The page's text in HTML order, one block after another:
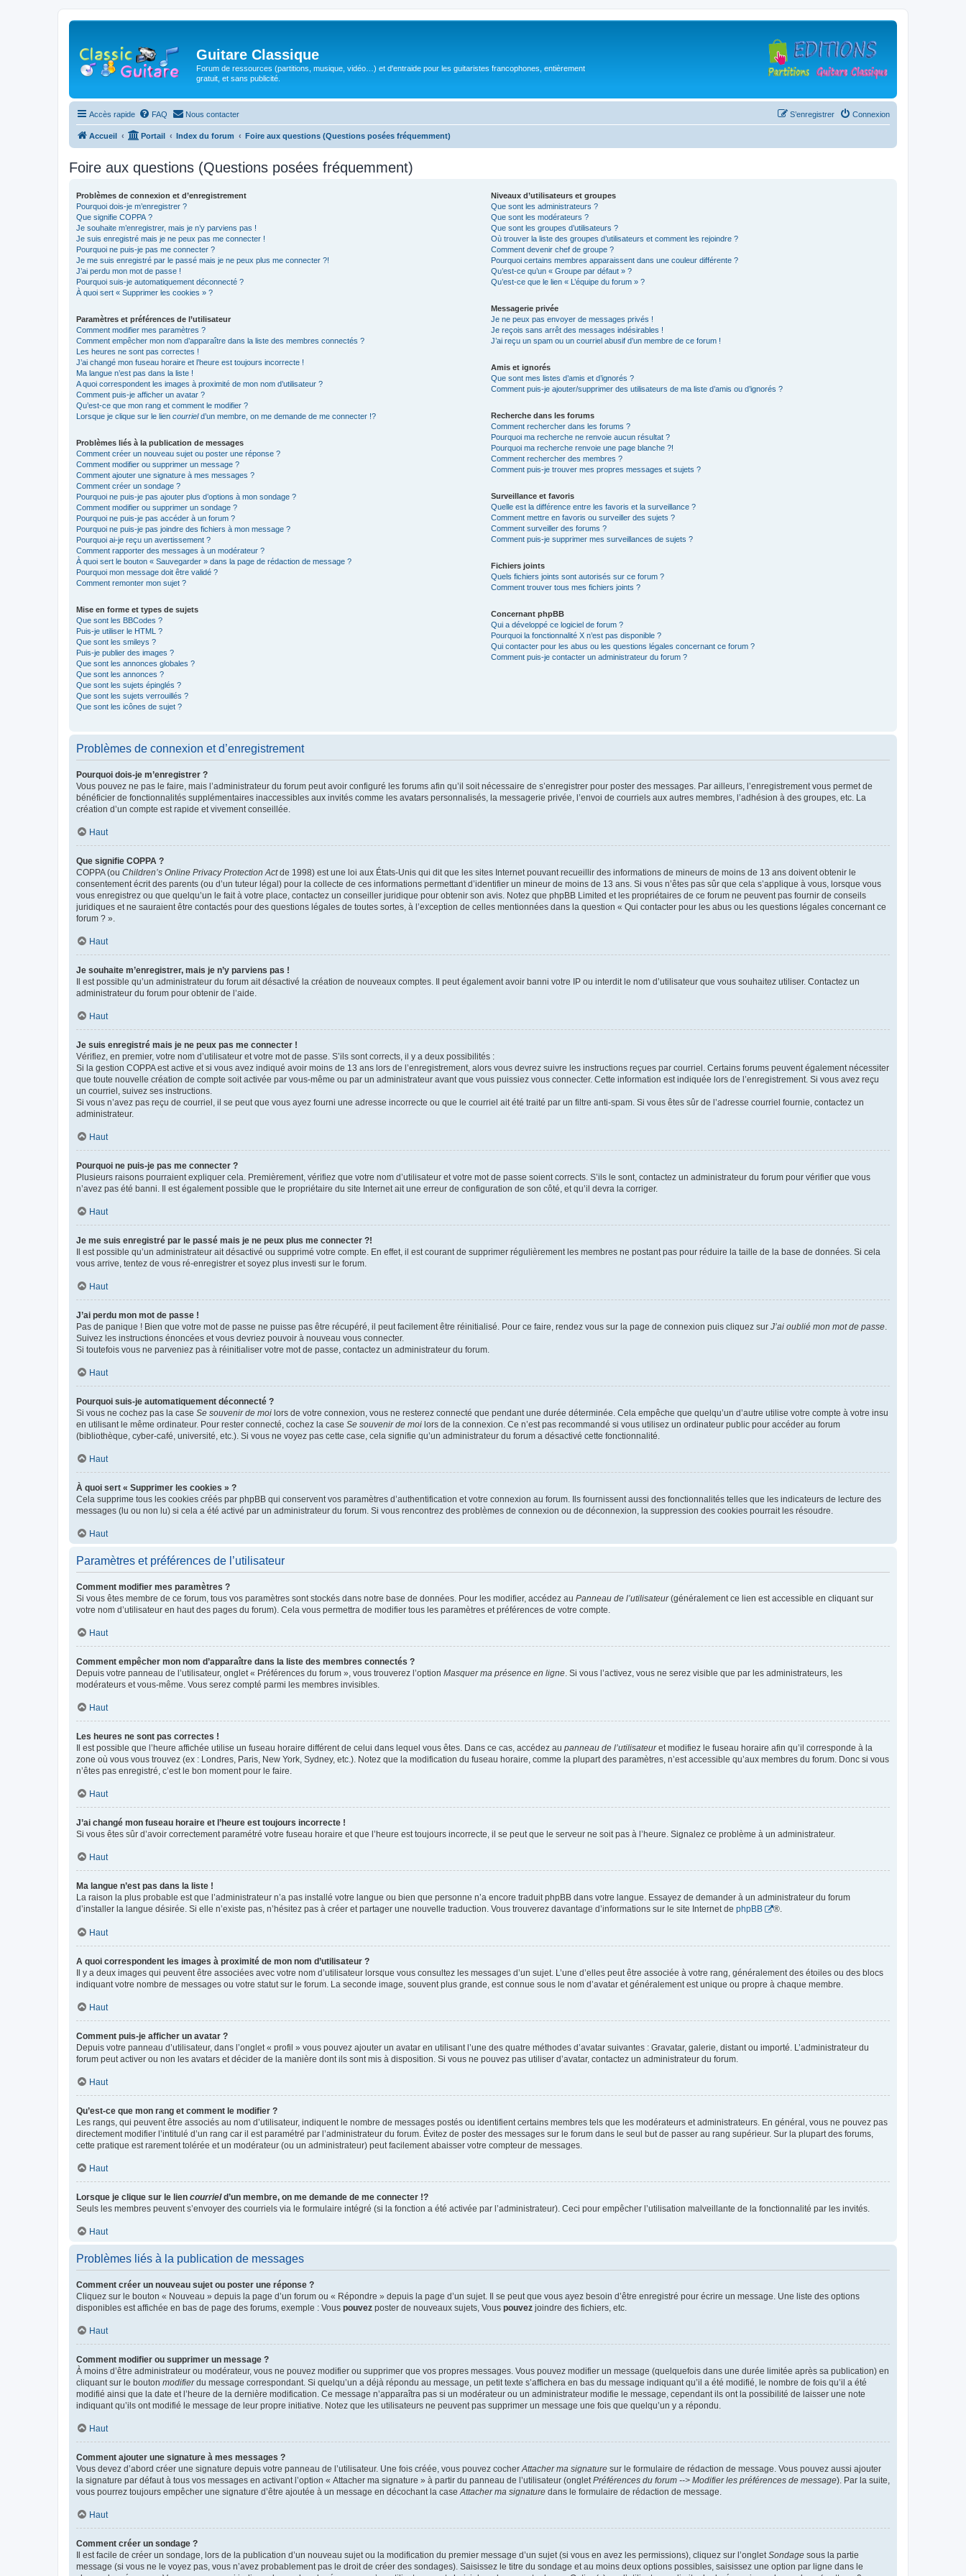
Guitare Classique
Forum de ressources (partitions, musique, vidéo…) et d'entraide pour les guitaristes francophones, entièrement
gratuit, et sans publicité.
Accès rapide FAQ Nous contacter Connexion
S’enregistrer
Accueil Portail Index du forum Foire aux questions (Questions posées fréquemment)
Foire aux questions (Questions posées fréquemment)
Problèmes de connexion et d’enregistrement
Pourquoi dois-je m’enregistrer ?
Que signifie COPPA ?
Je souhaite m’enregistrer, mais je n’y parviens pas !
Je suis enregistré mais je ne peux pas me connecter !
Pourquoi ne puis-je pas me connecter ?
Je me suis enregistré par le passé mais je ne peux plus me connecter ?!
J’ai perdu mon mot de passe !
Pourquoi suis-je automatiquement déconnecté ?
À quoi sert « Supprimer les cookies » ?
Paramètres et préférences de l’utilisateur
Comment modifier mes paramètres ?
Comment empêcher mon nom d’apparaître dans la liste des membres connectés ?
Les heures ne sont pas correctes !
J’ai changé mon fuseau horaire et l’heure est toujours incorrecte !
Ma langue n’est pas dans la liste !
A quoi correspondent les images à proximité de mon nom d’utilisateur ?
Comment puis-je afficher un avatar ?
Qu’est-ce que mon rang et comment le modifier ?
Lorsque je clique sur le lien courrield’un membre, on me demande de me connecter !?
Problèmes liés à la publication de messages
Comment créer un nouveau sujet ou poster une réponse ?
Comment modifier ou supprimer un message ?
Comment ajouter une signature à mes messages ?
Comment créer un sondage ?
Pourquoi ne puis-je pas ajouter plus d’options à mon sondage ?
Comment modifier ou supprimer un sondage ?
Pourquoi ne puis-je pas accéder à un forum ?
Pourquoi ne puis-je pas joindre des fichiers à mon message ?
Pourquoi ai-je reçu un avertissement ?
Comment rapporter des messages à un modérateur ?
À quoi sert le bouton « Sauvegarder » dans la page de rédaction de message ?
Pourquoi mon message doit être validé ?
Comment remonter mon sujet ?
Mise en forme et types de sujets
Que sont les BBCodes ?
Puis-je utiliser le HTML ?
Que sont les smileys ?
Puis-je publier des images ?
Que sont les annonces globales ?
Que sont les annonces ?
Que sont les sujets épinglés ?
Que sont les sujets verrouillés ?
Que sont les icônes de sujet ?
Niveaux d’utilisateurs et groupes
Que sont les administrateurs ?
Que sont les modérateurs ?
Que sont les groupes d’utilisateurs ?
Où trouver la liste des groupes d’utilisateurs et comment les rejoindre ?
Comment devenir chef de groupe ?
Pourquoi certains membres apparaissent dans une couleur différente ?
Qu’est-ce qu’un « Groupe par défaut » ?
Qu’est-ce que le lien « L’équipe du forum » ?
Messagerie privée
Je ne peux pas envoyer de messages privés !
Je reçois sans arrêt des messages indésirables !
J’ai reçu un spam ou un courriel abusif d’un membre de ce forum !
Amis et ignorés
Que sont mes listes d’amis et d’ignorés ?
Comment puis-je ajouter/supprimer des utilisateurs de ma liste d’amis ou d’ignorés ?
Recherche dans les forums
Comment rechercher dans les forums ?
Pourquoi ma recherche ne renvoie aucun résultat ?
Pourquoi ma recherche renvoie une page blanche ?!
Comment rechercher des membres ?
Comment puis-je trouver mes propres messages et sujets ?
Surveillance et favoris
Quelle est la différence entre les favoris et la surveillance ?
Comment mettre en favoris ou surveiller des sujets ?
Comment surveiller des forums ?
Comment puis-je supprimer mes surveillances de sujets ?
Fichiers joints
Quels fichiers joints sont autorisés sur ce forum ?
Comment trouver tous mes fichiers joints ?
Concernant phpBB
Qui a développé ce logiciel de forum ?
Pourquoi la fonctionnalité X n’est pas disponible ?
Qui contacter pour les abus ou les questions légales concernant ce forum ?
Comment puis-je contacter un administrateur du forum ?
Problèmes de connexion et d’enregistrement
Pourquoi dois-je m’enregistrer ?
Vous pouvez ne pas le faire, mais l’administrateur du forum peut avoir configuré les forums afin qu’il soit nécessaire de s’enregistrer pour poster des messages. Par ailleurs, l’enregistrement vous permet de
bénéficier de fonctionnalités supplémentaires inaccessibles aux invités comme les avatars personnalisés, la messagerie privée, l’envoi de courriels aux autres membres, l’adhésion à des groupes, etc. La
création d’un compte est rapide et vivement conseillée.
Haut
Que signifie COPPA ?
COPPA (ou Children’s Online Privacy Protection Actde 1998) est une loi aux États-Unis qui dit que les sites Internet pouvant recueillir des informations de mineurs de moins de 13 ans doivent obtenir le
consentement écrit des parents (ou d’un tuteur légal) pour la collecte de ces informations permettant d’identifier un mineur de moins de 13 ans. Si vous n’êtes pas sûr que cela s’applique à vous, lorsque vous
vous enregistrez ou que quelqu’un le fait à votre place, contactez un conseiller juridique pour obtenir son avis. Notez que phpBB Limited et les propriétaires de ce forum ne peuvent pas fournir de conseils
juridiques et ne sauraient être contactés pour des questions légales de toutes sortes, à l’exception de celles mentionnées dans la question « Qui contacter pour les abus ou les questions légales concernant ce
forum ? ».
Haut
Je souhaite m’enregistrer, mais je n’y parviens pas !
Il est possible qu’un administrateur du forum ait désactivé la création de nouveaux comptes. Il peut également avoir banni votre IP ou interdit le nom d’utilisateur que vous souhaitez utiliser. Contactez un
administrateur du forum pour obtenir de l’aide.
Haut
Je suis enregistré mais je ne peux pas me connecter !
Vérifiez, en premier, votre nom d’utilisateur et votre mot de passe. S’ils sont corrects, il y a deux possibilités :
Si la gestion COPPA est active et si vous avez indiqué avoir moins de 13 ans lors de l’enregistrement, alors vous devrez suivre les instructions reçues par courriel. Certains forums peuvent également nécessiter
que toute nouvelle création de compte soit activée par vous-même ou par un administrateur avant que vous puissiez vous connecter. Cette information est indiquée lors de l’enregistrement. Si vous avez reçu
un courriel, suivez ses instructions.
Si vous n’avez pas reçu de courriel, il se peut que vous ayez fourni une adresse incorrecte ou que le courriel ait été traité par un filtre anti-spam. Si vous êtes sûr de l’adresse courriel fournie, contactez un
administrateur.
Haut
Pourquoi ne puis-je pas me connecter ?
Plusieurs raisons pourraient expliquer cela. Premièrement, vérifiez que votre nom d’utilisateur et votre mot de passe soient corrects. S’ils le sont, contactez un administrateur du forum pour vérifier que vous
n’avez pas été banni. Il est également possible que le propriétaire du site Internet ait une erreur de configuration de son côté, et qu’il devra la corriger.
Haut
Je me suis enregistré par le passé mais je ne peux plus me connecter ?!
Il est possible qu’un administrateur ait désactivé ou supprimé votre compte. En effet, il est courant de supprimer régulièrement les membres ne postant pas pour réduire la taille de la base de données. Si cela
vous arrive, tentez de vous ré-enregistrer et soyez plus investi sur le forum.
Haut
J’ai perdu mon mot de passe !
Pas de panique ! Bien que votre mot de passe ne puisse pas être récupéré, il peut facilement être réinitialisé. Pour ce faire, rendez vous sur la page de connexion puis cliquez sur J’ai oublié mon mot de passe.
Suivez les instructions énoncées et vous devriez pouvoir à nouveau vous connecter.
Si toutefois vous ne parveniez pas à réinitialiser votre mot de passe, contactez un administrateur du forum.
Haut
Pourquoi suis-je automatiquement déconnecté ?
Si vous ne cochez pas la case Se souvenir de moi lors de votre connexion, vous ne resterez connecté que pendant une durée déterminée. Cela empêche que quelqu’un d’autre utilise votre compte à votre insu
en utilisant le même ordinateur. Pour rester connecté, cochez la case Se souvenir de moi lors de la connexion. Ce n’est pas recommandé si vous utilisez un ordinateur public pour accéder au forum
(bibliothèque, cyber-café, université, etc.). Si vous ne voyez pas cette case, cela signifie qu’un administrateur du forum a désactivé cette fonctionnalité.
Haut
À quoi sert « Supprimer les cookies » ?
Cela supprime tous les cookies créés par phpBB qui conservent vos paramètres d’authentification et votre connexion au forum. Ils fournissent aussi des fonctionnalités telles que les indicateurs de lecture des
messages (lu ou non lu) si cela a été activé par un administrateur du forum. Si vous rencontrez des problèmes de connexion ou de déconnexion, la suppression des cookies pourrait les résoudre.
Haut
Paramètres et préférences de l’utilisateur
Comment modifier mes paramètres ?
Si vous êtes membre de ce forum, tous vos paramètres sont stockés dans notre base de données. Pour les modifier, accédez au Panneau de l’utilisateur(généralement ce lien est accessible en cliquant sur
votre nom d’utilisateur en haut des pages du forum). Cela vous permettra de modifier tous les paramètres et préférences de votre compte.
Haut
Comment empêcher mon nom d’apparaître dans la liste des membres connectés ?
Depuis votre panneau de l’utilisateur, onglet « Préférences du forum », vous trouverez l’option Masquer ma présence en ligne. Si vous l’activez, vous ne serez visible que par les administrateurs, les
modérateurs et vous-même. Vous serez compté parmi les membres invisibles.
Haut
Les heures ne sont pas correctes !
Il est possible que l’heure affichée utilise un fuseau horaire différent de celui dans lequel vous êtes. Dans ce cas, accédez au panneau de l’utilisateuret modifiez le fuseau horaire afin qu’il corresponde à la
zone où vous vous trouvez (ex : Londres, Paris, New York, Sydney, etc.). Notez que la modification du fuseau horaire, comme la plupart des paramètres, n’est accessible qu’aux membres du forum. Donc si vous
n’êtes pas enregistré, c’est le bon moment pour le faire.
Haut
J’ai changé mon fuseau horaire et l’heure est toujours incorrecte !
Si vous êtes sûr d’avoir correctement paramétré votre fuseau horaire et que l’heure est toujours incorrecte, il se peut que le serveur ne soit pas à l’heure. Signalez ce problème à un administrateur.
Haut
Ma langue n’est pas dans la liste !
La raison la plus probable est que l’administrateur n’a pas installé votre langue ou bien que personne n’a encore traduit phpBB dans votre langue. Essayez de demander à un administrateur du forum
d’installer la langue désirée. Si elle n’existe pas, n’hésitez pas à créer et partager une nouvelle traduction. Vous trouverez davantage d’informations sur le site Internet de phpBB ®.
Haut
A quoi correspondent les images à proximité de mon nom d’utilisateur ?
Il y a deux images qui peuvent être associées avec votre nom d’utilisateur lorsque vous consultez les messages d’un sujet. L’une d’elles peut être associée à votre rang, généralement des étoiles ou des blocs
indiquant votre nombre de messages ou votre statut sur le forum. La seconde image, souvent plus grande, est connue sous le nom d’avatar et généralement est unique ou propre à chaque membre.
Haut
Comment puis-je afficher un avatar ?
Depuis votre panneau d’utilisateur, dans l’onglet « profil » vous pouvez ajouter un avatar en utilisant l’une des quatre méthodes d’avatar suivantes : Gravatar, galerie, distant ou importé. L’administrateur du
forum peut activer ou non les avatars et décider de la manière dont ils sont mis à disposition. Si vous ne pouvez pas utiliser d’avatar, contactez un administrateur du forum.
Haut
Qu’est-ce que mon rang et comment le modifier ?
Les rangs, qui peuvent être associés au nom d’utilisateur, indiquent le nombre de messages postés ou identifient certains membres tels que les modérateurs et administrateurs. En général, vous ne pouvez pas
directement modifier l’intitulé d’un rang car il est paramétré par l’administrateur du forum. Évitez de poster des messages sur le forum dans le seul but de passer au rang supérieur. Sur la plupart des forums,
cette pratique est rarement tolérée et un modérateur (ou un administrateur) peut facilement abaisser votre compteur de messages.
Haut
Lorsque je clique sur le lien courrield’un membre, on me demande de me connecter !?
Seuls les membres peuvent s’envoyer des courriels via le formulaire intégré (si la fonction a été activée par l’administrateur). Ceci pour empêcher l’utilisation malveillante de la fonctionnalité par les invités.
Haut
Problèmes liés à la publication de messages
Comment créer un nouveau sujet ou poster une réponse ?
Cliquez sur le bouton « Nouveau » depuis la page d’un forum ou « Répondre » depuis la page d’un sujet. Il se peut que vous ayez besoin d’être enregistré pour écrire un message. Une liste des options
disponibles est affichée en bas de page des forums, exemple : Vous pouvez poster de nouveaux sujets, Vous pouvez joindre des fichiers, etc.
Haut
Comment modifier ou supprimer un message ?
À moins d’être administrateur ou modérateur, vous ne pouvez modifier ou supprimer que vos propres messages. Vous pouvez modifier un message (quelquefois dans une durée limitée après sa publication) en
cliquant sur le bouton modifierdu message correspondant. Si quelqu’un a déjà répondu au message, un petit texte s’affichera en bas du message indiquant qu’il a été modifié, le nombre de fois qu’il a été
modifié ainsi que la date et l’heure de la dernière modification. Ce message n’apparaîtra pas si un modérateur ou un administrateur modifie le message, cependant ils ont la possibilité de laisser une note
indiquant qu’ils ont modifié le message de leur propre initiative. Notez que les utilisateurs ne peuvent pas supprimer un message une fois que quelqu’un y a répondu.
Haut
Comment ajouter une signature à mes messages ?
Vous devez d’abord créer une signature depuis votre panneau de l’utilisateur. Une fois créée, vous pouvez cocherAttacher ma signature sur le formulaire de rédaction de message. Vous pouvez aussi ajouter
la signature par défaut à tous vos messages en activant l’option « Attacher ma signature » à partir du panneau de l’utilisateur (ongletPréférences du forum --> Modifier les préférences de message). Par la suite,
vous pourrez toujours empêcher une signature d’être ajoutée à un message en décochant la caseAttacher ma signature dans le formulaire de rédaction de message.
Haut
Comment créer un sondage ?
Il est facile de créer un sondage, lors de la publication d’un nouveau sujet ou la modification du premier message d’un sujet (si vous en avez les permissions), cliquez sur l’ongletSondage sous la partie
message (si vous ne le voyez pas, vous n’avez probablement pas le droit de créer des sondages). Saisissez le titre du sondage et au moins deux options possibles, saisissez une option par ligne dans le